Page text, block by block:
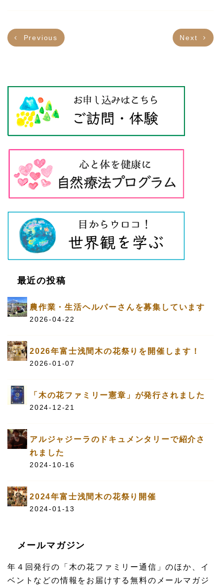
Previous Next
最近の投稿
農作業・生活ヘルパーさんを募集しています
2026-04-22
2026年富士浅間木の花祭りを開催します！
2026-01-07
「木の花ファミリー憲章」が発行されました
2024-12-21
アルジャジーラのドキュメンタリーで紹介さ
れました
2024-10-16
2024年富士浅間木の花祭り開催
2024-01-13
メールマガジン
年４回発行の「木の花ファミリー通信」のほか、イ
ベントなどの情報をお届けする無料のメールマガジ